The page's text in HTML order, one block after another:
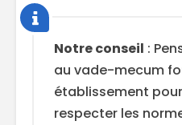
Notre conseil :
au vade-mecum
établissement
respecter les